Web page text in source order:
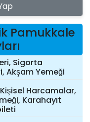
Pamukkale
Sigorta
Akşam Yemeği
Harcamalar,
Karahayıt